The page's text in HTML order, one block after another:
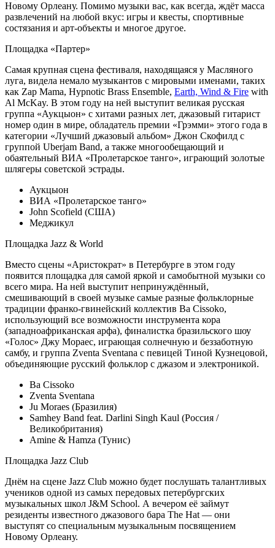
Новому Орлеану. Помимо музыки вас, как всегда, ждёт масса
развлечений на любой вкус: игры и квесты, спортивные
состязания и арт-объекты и многое другое.
Площадка «Партер»
Самая крупная сцена фестиваля, находящаяся у Масляного
луга, видела немало музыкантов с мировыми именами, таких
как Zap Mama, Hypnotic Brass Ensemble, Earth, Wind & Fire with
Al McKay. В этом году на ней выступит великая русская
группа «Аукцыон» с хитами разных лет, джазовый гитарист
номер один в мире, обладатель премии «Грэмми» этого года в
категории «Лучший джазовый альбом» Джон Скофилд с
группой Uberjam Band, а также многообещающий и
обаятельный ВИА «Пролетарское танго», играющий золотые
шлягеры советской эстрады.
Аукцыон
ВИА «Пролетарское танго»
John Scofield (США)
Меджикул
Площадка Jazz & World
Вместо сцены «Аристократ» в Петербурге в этом году
появится площадка для самой яркой и самобытной музыки со
всего мира. На ней выступит непринуждённый,
смешивающий в своей музыке самые разные фольклорные
традиции франко-гвинейский коллектив Ba Cissoko,
использующий все возможности инструмента кора
(западноафриканская арфа), финалистка бразильского шоу
«Голос» Джу Мораес, играющая солнечную и беззаботную
самбу, и группа Zventa Sventana c певицей Тиной Кузнецовой,
объединяющие русский фольклор с джазом и электроникой.
Ba Cissoko
Zventa Sventana
Ju Moraes (Бразилия)
Samhey Band feat. Darlini Singh Kaul (Россия /
Великобритания)
Amine & Hamza (Тунис)
Площадка Jazz Club
Днём на сцене Jazz Club можно будет послушать талантливых
учеников одной из самых передовых петербургских
музыкальных школ J&M School. А вечером её займут
резиденты известного джазового бара The Hat — они
выступят со специальным музыкальным посвящением
Новому Орлеану.